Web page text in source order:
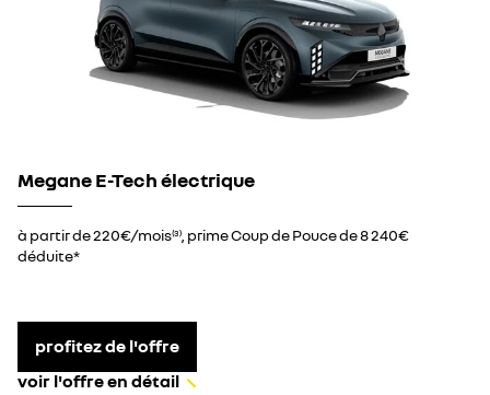
Megane E-Tech électrique
à partir de 220€/mois(3) , prime Coup de Pouce de 8 240€
déduite*
profitez de l'offre
voir l'offre en détail